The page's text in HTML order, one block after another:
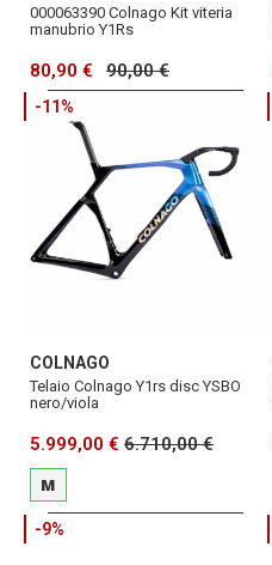
000063390 Colnago Kit viteria
manubrio Y1Rs
80,90 € 90,00 €
-11%
COLNAGO
Telaio Colnago Y1rs disc YSBO
nero/viola
5.999,00 € 6.710,00 €
M
-9%